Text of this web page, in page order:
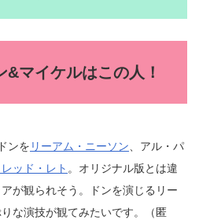
マイケルはこの人！
ンを リーアム・ニーソン 、アル・パ
ッド・レト 。オリジナル版とは違
が観られそう。ドンを演じるリー
な演技が観てみたいです。（匿